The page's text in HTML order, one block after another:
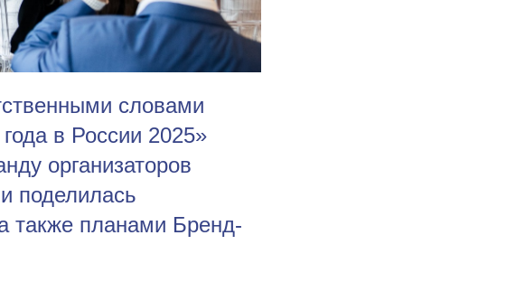
словами
в России 2025»
организаторов
поделилась
также планами Бренд-